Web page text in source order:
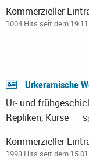
Kommerzieller
1004 Hits seit dem
Urkeramische
Ur- und
Repliken, Kurse
Kommerzieller
1993 Hits seit dem